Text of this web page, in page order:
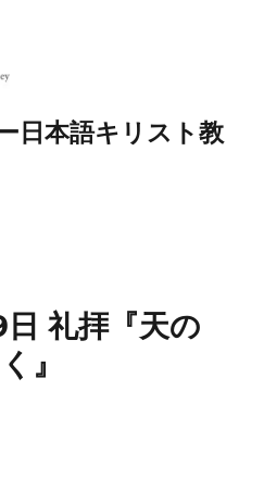
日本語キリスト教
礼拝『天の
』